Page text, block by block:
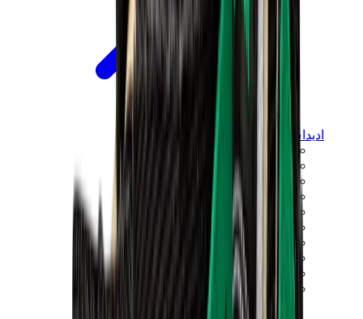
اديداس
اديداس الأكثر مبيعاً
إصدارات اديداس الجديدة
تعاونات اديداس
اديداس كامبوس
اديداس سامبا
اديداس سبيزيال
اديداس غزال
اديداس فوروم لو
اديداس اوريجينالز
View All اديداس